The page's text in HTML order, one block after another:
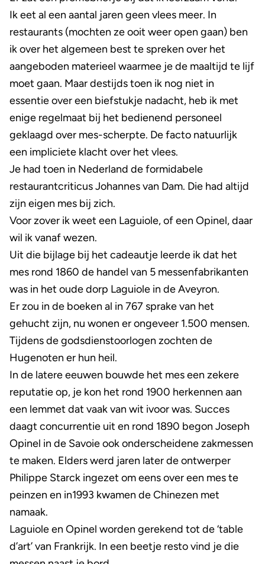
Ik eet al een aantal jaren geen vlees meer. In
restaurants (mochten ze ooit weer open gaan) ben
ik over het algemeen best te spreken over het
aangeboden materieel waarmee je de maaltijd te lijf
moet gaan. Maar destijds toen ik nog niet in
essentie over een biefstukje nadacht, heb ik met
enige regelmaat bij het bedienend personeel
geklaagd over mes-scherpte. De facto natuurlijk
een impliciete klacht over het vlees.
Je had toen in Nederland de formidabele
restaurantcriticus Johannes van Dam. Die had altijd
zijn eigen mes bij zich.
Voor zover ik weet een Laguiole, of een Opinel, daar
wil ik vanaf wezen.
Uit die bijlage bij het cadeautje leerde ik dat het
mes rond 1860 de handel van 5 messenfabrikanten
was in het oude dorp Laguiole in de Aveyron.
Er zou in de boeken al in 767 sprake van het
gehucht zijn, nu wonen er ongeveer 1.500 mensen.
Tijdens de godsdienstoorlogen zochten de
Hugenoten er hun heil.
In de latere eeuwen bouwde het mes een zekere
reputatie op, je kon het rond 1900 herkennen aan
een lemmet dat vaak van wit ivoor was. Succes
daagt concurrentie uit en rond 1890 begon Joseph
Opinel in de Savoie ook onderscheidene zakmessen
te maken. Elders werd jaren later de ontwerper
Philippe Starck ingezet om eens over een mes te
peinzen en in1993 kwamen de Chinezen met
namaak.
Laguiole en Opinel worden gerekend tot de ‘table
d’art’ van Frankrijk. In een beetje resto vind je die